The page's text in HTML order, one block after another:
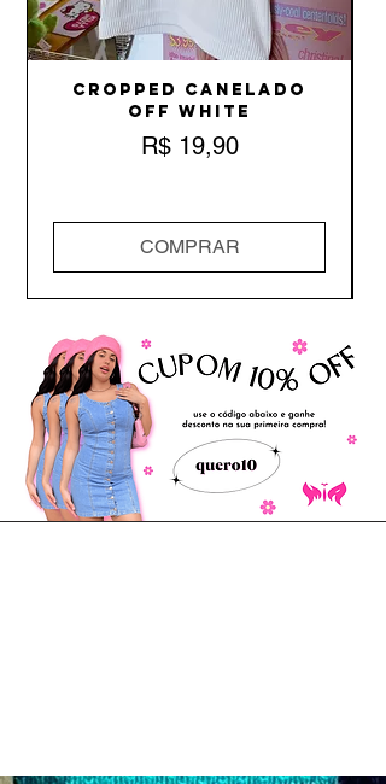
Cropped Canelado
Off White
Preço
R$ 19,90
COMPRAR